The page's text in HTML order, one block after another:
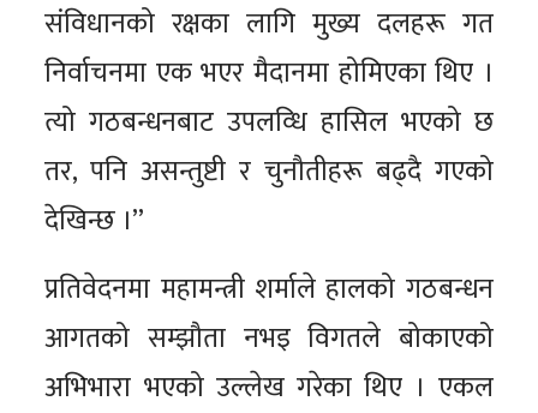
संविधानको रक्षका लागि मुख्य दलहरू गत
निर्वाचनमा एक भएर मैदानमा होमिएका थिए ।
त्यो गठबन्धनबाट उपलव्धि हासिल भएको छ
तर, पनि असन्तुष्टी र चुनौतीहरू बढ्दै गएको
देखिन्छ ।”
प्रतिवेदनमा महामन्त्री शर्माले हालको गठबन्धन
आगतको सम्झौता नभइ विगतले बोकाएको
अभिभारा भएको उल्लेख गरेका थिए । एकल